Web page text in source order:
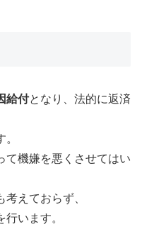
給付となり、法的に返済
て機嫌を悪くさせてはい
えておらず、
います。